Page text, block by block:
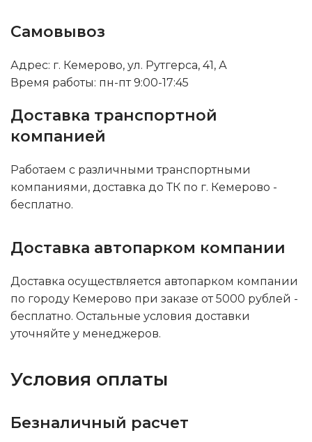
Самовывоз
Адрес: г. Кемерово, ул. Рутгерса, 41, А
Время работы: пн-пт 9:00-17:45
Доставка транспортной
компанией
Работаем с различными транспортными
компаниями, доставка до ТК по г. Кемерово -
бесплатно.
Доставка автопарком компании
Доставка осуществляется автопарком компании
по городу Кемерово при заказе от 5000 рублей -
бесплатно. Остальные условия доставки
уточняйте у менеджеров.
Условия оплаты
Безналичный расчет